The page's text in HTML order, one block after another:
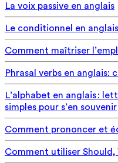
La voix passive en anglais
Le conditionnel en anglais
Comment maîtriser
Phrasal verbs en anglais:
L’alphabet en anglais :
simples pour s’en souvenir
Comment prononcer et
Comment utiliser Should,